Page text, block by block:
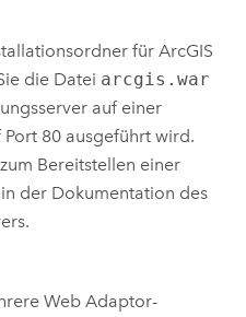
für ArcGIS
die Datei arcgis.war
auf einer
80 ausgeführt wird.
Bereitstellen einer
der Dokumentation des
Web Adaptor-